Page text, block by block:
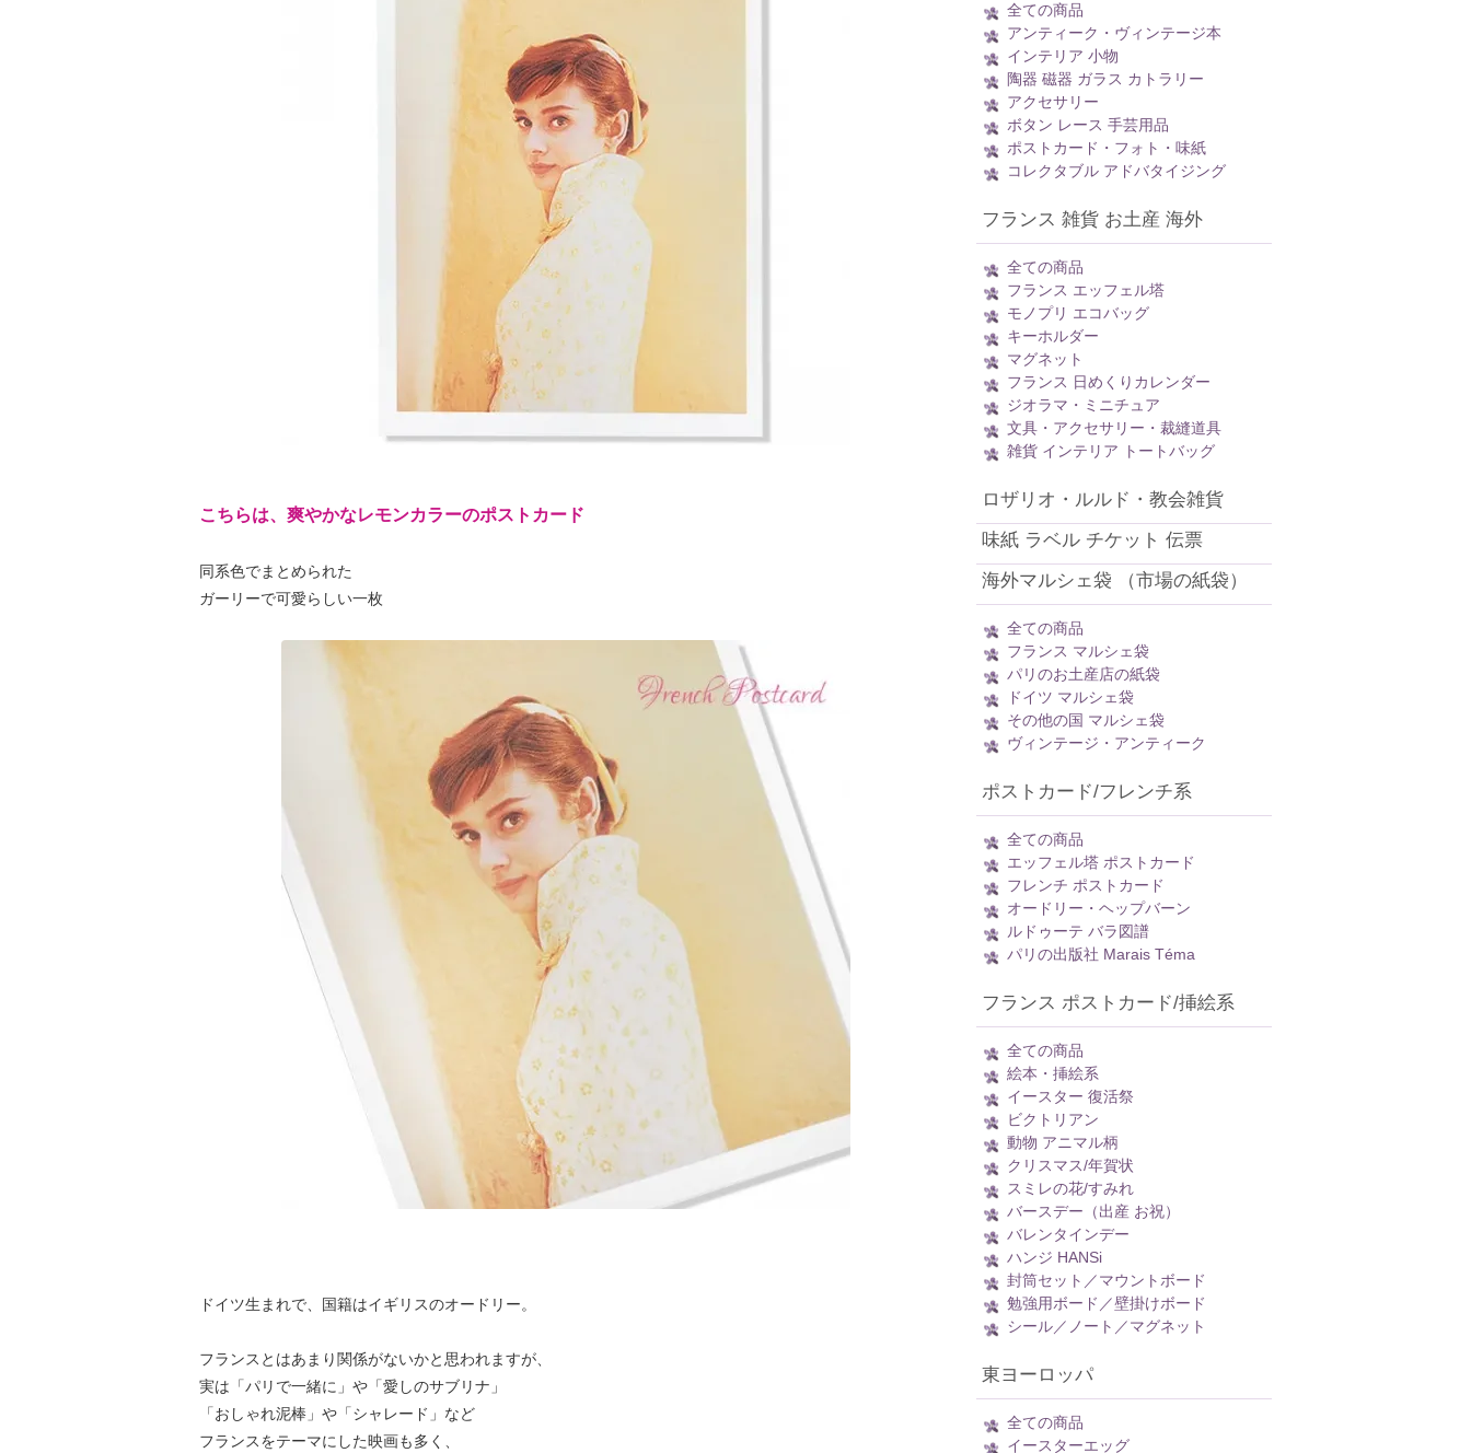
こちらは、爽やかなレモンカラーのポストカード
同系色でまとめられた
ガーリーで可愛らしい一枚
ドイツ生まれで、国籍はイギリスのオードリー。
フランスとはあまり関係がないかと思われますが、
実は「パリで一緒に」や「愛しのサブリナ」
「おしゃれ泥棒」や「シャレード」など
フランスをテーマにした映画も多く、
全ての商品
アンティーク・ヴィンテージ本
インテリア 小物
陶器 磁器 ガラス カトラリー
アクセサリー
ボタン レース 手芸用品
ポストカード・フォト・味紙
コレクタブル アドバタイジング
フランス 雑貨 お土産 海外
全ての商品
フランス エッフェル塔
モノプリ エコバッグ
キーホルダー
マグネット
フランス 日めくりカレンダー
ジオラマ・ミニチュア
文具・アクセサリー・裁縫道具
雑貨 インテリア トートバッグ
ロザリオ・ルルド・教会雑貨
味紙 ラベル チケット 伝票
海外マルシェ袋 （市場の紙袋）
全ての商品
フランス マルシェ袋
パリのお土産店の紙袋
ドイツ マルシェ袋
その他の国 マルシェ袋
ヴィンテージ・アンティーク
ポストカード/フレンチ系
全ての商品
エッフェル塔 ポストカード
フレンチ ポストカード
オードリー・ヘップバーン
ルドゥーテ バラ図譜
パリの出版社 Marais Téma
フランス ポストカード/挿絵系
全ての商品
絵本・挿絵系
イースター 復活祭
ビクトリアン
動物 アニマル柄
クリスマス/年賀状
スミレの花/すみれ
バースデー（出産 お祝）
バレンタインデー
ハンジ HANSi
封筒セット／マウントボード
勉強用ボード／壁掛けボード
シール／ノート／マグネット
東ヨーロッパ
全ての商品
イースターエッグ